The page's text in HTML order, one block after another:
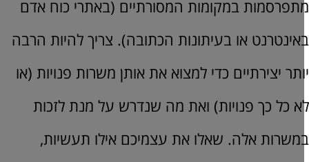
במקומות המסורתיים (באתרי כוח אדם
או בעיתונות הכתובה). צריך להיות הרבה
יצירתיים כדי למצוא את אותן משרות פנויות (או
כל כך פנויות) ואת מה שנדרש על מנת לזכות
אלה. שאלו את עצמיכם אילו תעשיות,